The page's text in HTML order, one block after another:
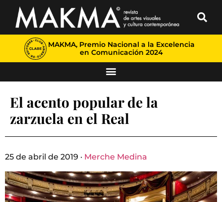
MAKMA, Premio Nacional a la Excelencia
en Comunicación 2024
El acento popular de la
zarzuela en el Real
25 de abril de 2019 · Merche Medina